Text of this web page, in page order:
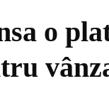
o